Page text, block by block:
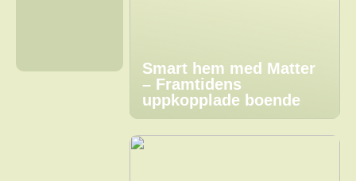
Smart hem med Matter
– Framtidens
uppkopplade boende